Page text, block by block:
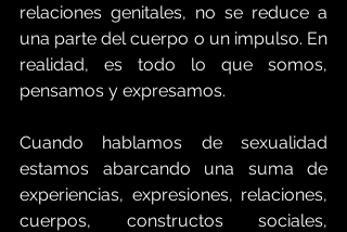
relaciones genitales, no se reduce a
una parte del cuerpo o un impulso. En
realidad, es todo lo que somos,
pensamos y expresamos.
Cuando hablamos de sexualidad
estamos abarcando una suma de
experiencias, expresiones, relaciones,
cuerpos, constructos sociales,